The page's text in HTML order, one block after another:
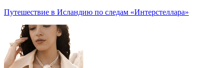
Путешествие в Исландию по следам «Интерстеллара»